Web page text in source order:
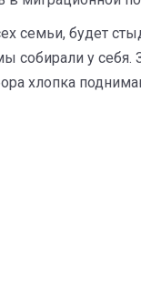
семьи, будет
собирали у себя.
хлопка